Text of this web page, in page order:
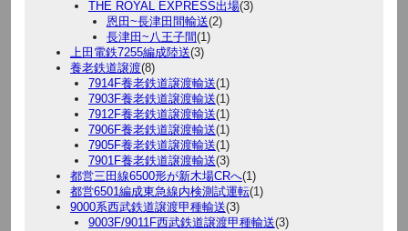
THE ROYAL EXPRESS出場(3)
恩田~長津田間輸送(2)
長津田~八王子間(1)
上田電鉄7255編成陸送(3)
養老鉄道譲渡(8)
7914F養老鉄道譲渡輸送(1)
7903F養老鉄道譲渡輸送(1)
7912F養老鉄道譲渡輸送(1)
7906F養老鉄道譲渡輸送(1)
7905F養老鉄道譲渡輸送(1)
7901F養老鉄道譲渡輸送(3)
都営三田線6500形が新木場CRへ(1)
都営6501編成東急線内検測試運転(1)
9000系西武鉄道譲渡甲種輸送(3)
9003F/9011F西武鉄道譲渡甲種輸送(3)